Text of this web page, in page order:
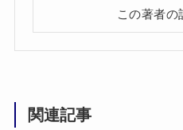
この著者の
関連記事